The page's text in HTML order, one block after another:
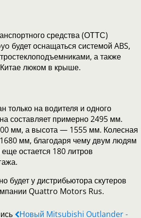
средства (ОТТС)
будет оснащаться системой ABS,
а также
люком в крыше.
только на водителя и одного
составляет примерно 2495 мм.
мм, а высота — 1555 мм. Колесная
мм, благодаря чему двум людям
остается 180 литров
будет у дистрибьютора скутеров
Quattro Motors Rus.
Новый Mitsubishi Outlander -